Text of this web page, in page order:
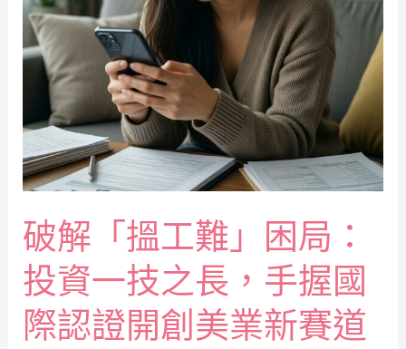
破解「搵工難」困局：
投資一技之長，手握國
際認證開創美業新賽道